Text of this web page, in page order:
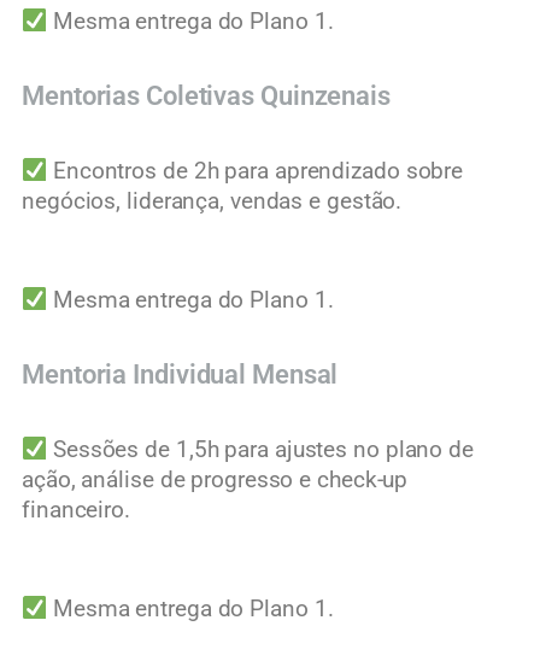
Mesma entrega do Plano 1.
Mentorias Coletivas Quinzenais
Encontros de 2h para aprendizado sobre
negócios, liderança, vendas e gestão.
Mesma entrega do Plano 1.
Mentoria Individual Mensal
Sessões de 1,5h para ajustes no plano de
ação, análise de progresso e check-up
financeiro.
Mesma entrega do Plano 1.